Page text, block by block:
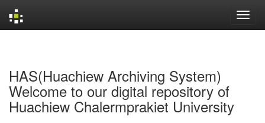
HAS(Huachiew Archiving System)
Welcome to our digital repository of
Huachiew Chalermprakiet University